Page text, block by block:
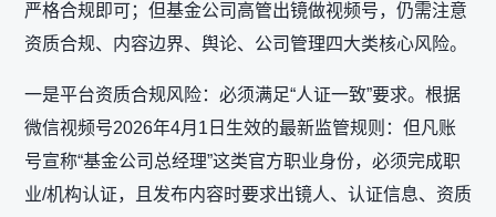
严格合规即可；但基金公司高管出镜做视频号，仍需注意‌
资质合规、内容边界、舆论、公司管理‌四大类核心风险。
一是平台资质合规风险：必须满足“人证一致”要求。根据
微信视频号2026年4月1日生效的最新监管规则：但凡账
号宣称“基金公司总经理”这类官方职业身份，必须完成‌职
业/机构认证‌，且发布内容时要求‌出镜人、认证信息、资质